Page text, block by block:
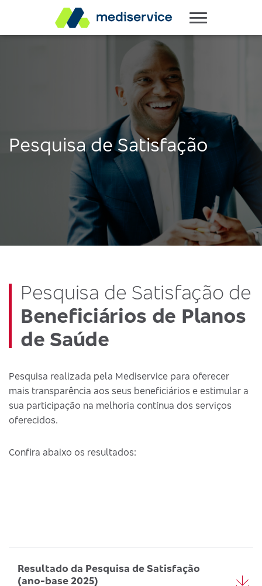
Pesquisa de Satisfação
Pesquisa de Satisfação de
Beneficiários de Planos
de Saúde
Pesquisa realizada pela Mediservice para oferecer
mais transparência aos seus beneficiários e estimular a
sua participação na melhoria contínua dos serviços
oferecidos.
Confira abaixo os resultados:
Resultado da Pesquisa de Satisfação
(ano-base 2025)